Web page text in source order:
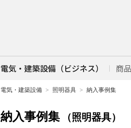
電気・建築設備（ビジネス） 商
電気・建築設備 照明器具 納入事例集
納入事例集 （照明器具）